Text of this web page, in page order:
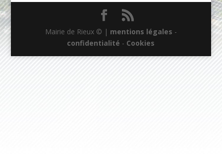
Mairie de Rieux © | mentions légales -
confidentialité - Cookies